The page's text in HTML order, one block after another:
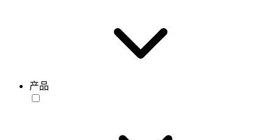
产品